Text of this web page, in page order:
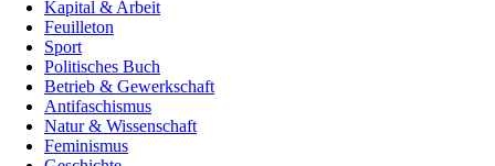
Kapital & Arbeit
Feuilleton
Sport
Politisches Buch
Betrieb & Gewerkschaft
Antifaschismus
Natur & Wissenschaft
Feminismus